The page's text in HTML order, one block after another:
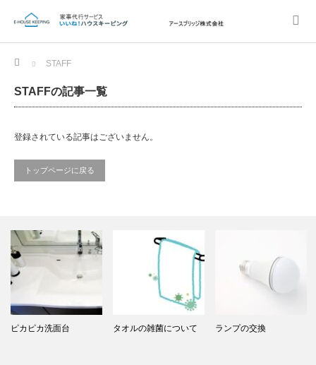
Home STAFF
STAFFの記事一覧
登録されている記事はございません。
トップページに戻る
ピカピカ洗面台 タオルの雑菌について ランプの交換